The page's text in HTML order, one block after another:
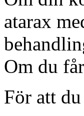
atarax
Om du
För att